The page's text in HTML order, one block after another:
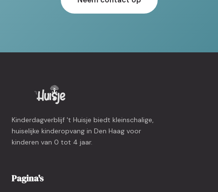
Kinderdagverblijf 't Huisje biedt kleinschalige,
huiselijke kinderopvang in Den Haag voor
kinderen van 0 tot 4 jaar.
Pagina's